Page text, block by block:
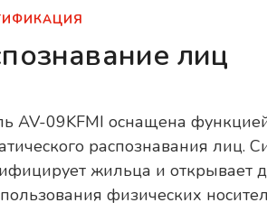
лиц
AV-09KFMI оснащена
распознавания лиц.
жильца и открывает
физических